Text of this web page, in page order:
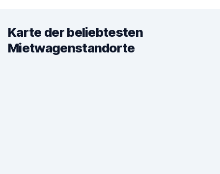
Karte der beliebtesten
Mietwagenstandorte